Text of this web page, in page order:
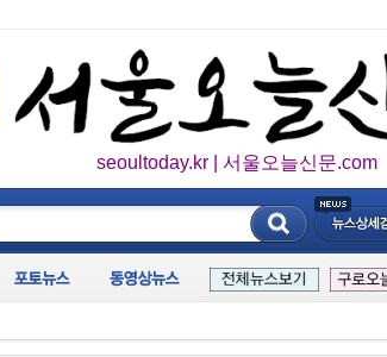
seoultoday.kr | 서울오늘신문.com